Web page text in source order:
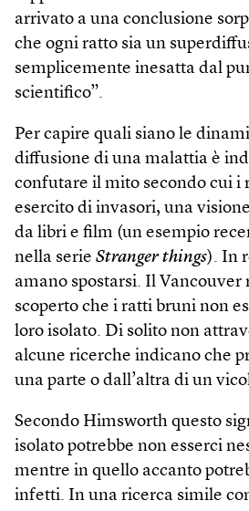
arrivato a una conclusione
che ogni ratto sia un
semplicemente inesatta dal
scientifico”.
Per capire quali siano le
diffusione di una malattia è
confutare il mito secondo cui i
esercito di invasori, una
da libri e film (un esempio
nella serie Stranger things). In
amano spostarsi. Il Vancouver
scoperto che i ratti bruni non
loro isolato. Di solito non
alcune ricerche indicano che
una parte o dall’altra di un
Secondo Himsworth questo
isolato potrebbe non esserci
mentre in quello accanto
infetti. In una ricerca simile